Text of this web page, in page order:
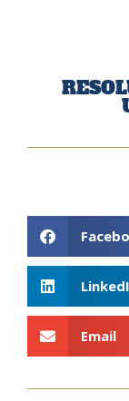
Email